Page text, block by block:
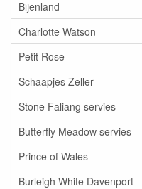
Bijenland
Charlotte Watson
Petit Rose
Schaapjes Zeller
Stone Faliang servies
Butterfly Meadow servies
Prince of Wales
Burleigh White Davenport